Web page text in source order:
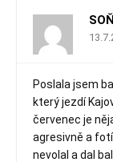
Poslala jsem
který jezdí
červenec je
agresivně a
nevolal a dal